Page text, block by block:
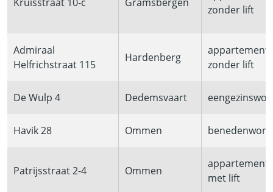
zonder lift
Admiraal
Helfrichstraat 115
Hardenberg
appartement
zonder lift
De Wulp 4 Dedemsvaart
Havik 28 Ommen
Patrijsstraat 2-4 Ommen
appartement
met lift